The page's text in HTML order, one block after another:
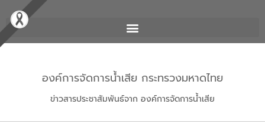
องค์การจัดการน้ำเสีย กระทรวงมหาดไทย
ข่าวสารประชาสัมพันธ์จาก องค์การจัดการน้ำเสีย